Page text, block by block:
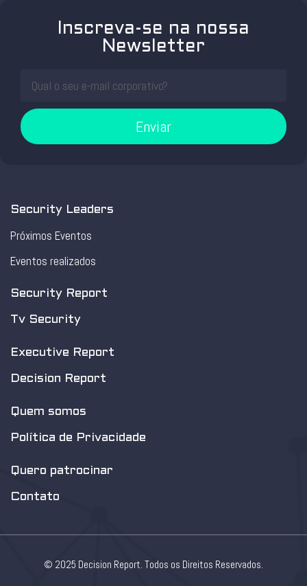
Inscreva-se na nossa
Newsletter
Enviar
Security Leaders
Próximos Eventos
Eventos realizados
Security Report
Tv Security
Executive Report
Decision Report
Quem somos
Política de Privacidade
Quero patrocinar
Contato
© 2025 Decision Report. Todos os Direitos Reservados.